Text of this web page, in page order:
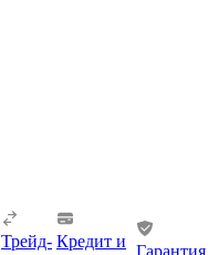
Трейд- Кредит и
Гарантия